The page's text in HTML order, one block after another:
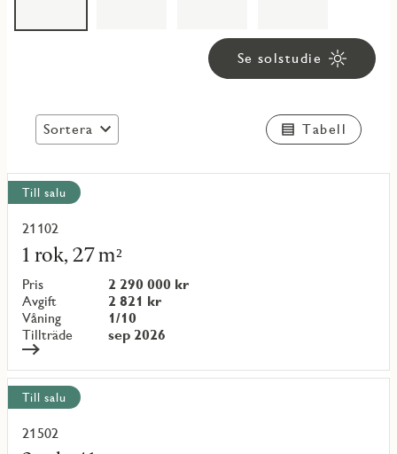
Se solstudie
Sortera Tabell
Visa
alla
objekt
Till salu
21102
1 rok, 27 m²
Pris
2 290 000 kr
Avgift
2 821 kr
Våning
1/10
Tillträde
sep 2026
Läs
mer
om
objekt
{objectNumber}
Till salu
21502
Läs